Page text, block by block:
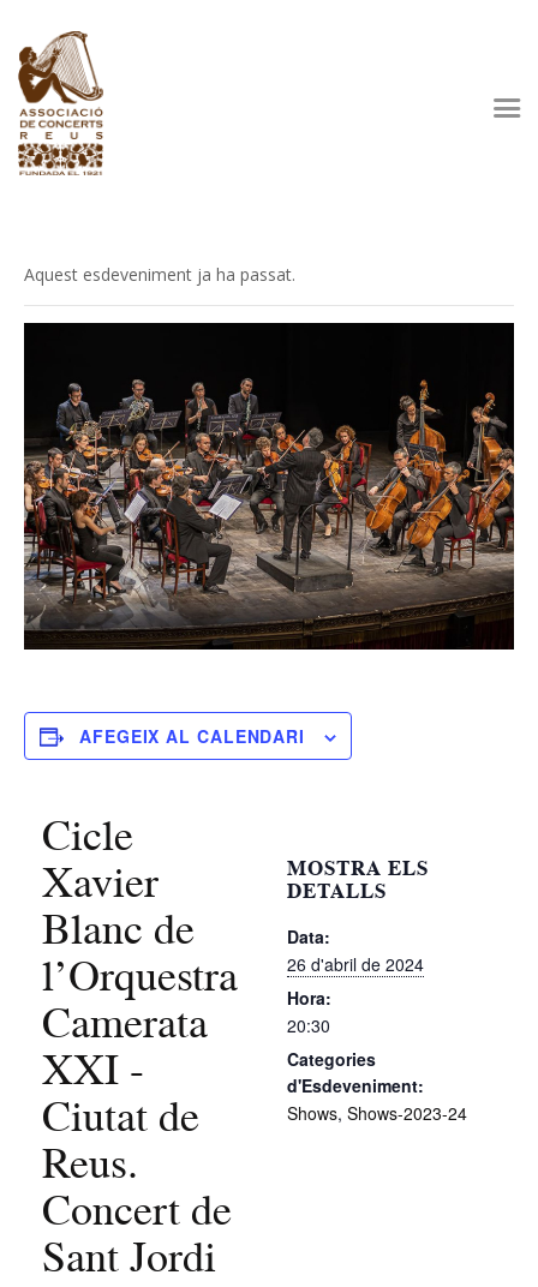
Patrocinadors
Fes-te’n soci
Aquest esdeveniment ja ha passat.
AFEGEIX AL CALENDARI
Cicle
Xavier
Blanc de
l’Orquestra
Camerata
XXI -
Ciutat de
Reus.
Concert de
Sant Jordi
MOSTRA ELS
DETALLS
Data:
26 d'abril de 2024
Hora:
20:30
Categories
d'Esdeveniment:
Shows, Shows-2023-24